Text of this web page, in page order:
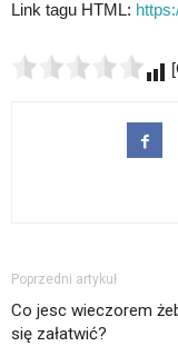
Link tagu HTML:
Poprzedni artykuł
Co jesc wieczorem
się załatwić?